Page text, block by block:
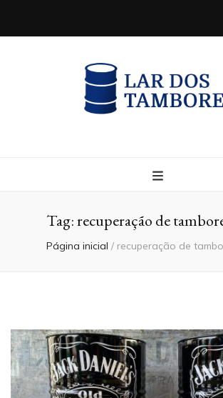
Tag:recuperação de
Página inicial / recuperação de